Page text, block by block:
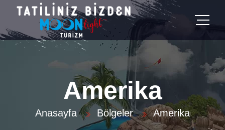
Amerika
Anasayfa Bölgeler Amerika